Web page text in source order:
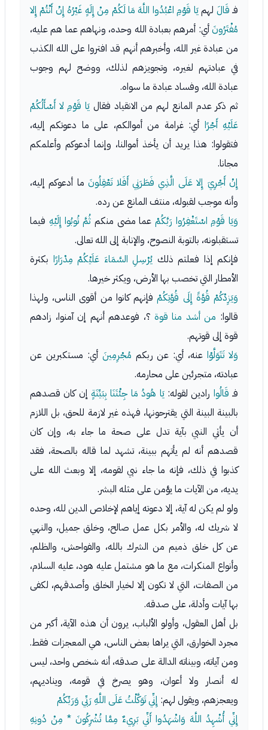
فـ قَالَ لهميَا قَوْمِ اعْبُدُوا اللَّهَ مَا لَكُمْ مِنْ إِلَهٍ غَيْرُهُ إِنْ أَنْتُمْ إِلا
مُفْتَرُونَأي: أمرهم بعبادة الله وحده، ونهاهم عما هم عليه،
من عبادة غير الله، وأخبرهم أنهم قد افتروا على الله الكذب
في عبادتهم لغيره، وتجويزهم لذلك، ووضح لهم وجوب
عبادة الله، وفساد عبادة ما سواه.
ثم ذكر عدم المانع لهم من الانقياد فقال يَا قَوْمِ لا أَسْأَلُكُمْ
عَلَيْهِ أَجْرًا أي: غرامة من أموالكم، على ما دعوتكم إليه،
فتقولوا: هذا يريد أن يأخذ أموالنا، وإنما أدعوكم وأعلمكم
مجانا.
إِنْ أَجْرِيَ إِلا عَلَى الَّذِي فَطَرَنِي أَفَلا تَعْقِلُونَما أدعوكم إليه،
وأنه موجب لقبوله، منتف المانع عن رده.
وَيَا قَوْمِ اسْتَغْفِرُوا رَبَّكُمْ عما مضى منكم ثُمَّ تُوبُوا إِلَيْهِ فيما
تستقبلونه، بالتوبة النصوح، والإنابة إلى الله تعالى.
فإنكم إذا فعلتم ذلك يُرْسِلِ السَّمَاءَ عَلَيْكُمْ مِدْرَارًا بكثرة
الأمطار التي تخصب بها الأرض، ويكثر خيرها.
وَيَزِدْكُمْ قُوَّةً إِلَى قُوَّتِكُمْفإنهم كانوا من أقوى الناس، ولهذا
قالوا: من أشد منا قوة ؟، فوعدهم أنهم إن آمنوا، زادهم
قوة إلى قوتهم.
وَلا تَتَوَلَّوْاعنه، أي: عن ربكم مُجْرِمِينَ أي: مستكبرين عن
عبادته، متجرئين على محارمه.
فـ قَالُوا رادين لقوله:يَا هُودُ مَا جِئْتَنَا بِبَيِّنَةٍ إن كان قصدهم
بالبينة البينة التي يقترحونها، فهذه غير لازمة للحق، بل اللازم
أن يأتي النبي بآية تدل على صحة ما جاء به، وإن كان
قصدهم أنه لم يأتهم ببينة، تشهد لما قاله بالصحة، فقد
كذبوا في ذلك، فإنه ما جاء نبي لقومه، إلا وبعث الله على
يديه، من الآيات ما يؤمن على مثله البشر.
ولو لم يكن له آية، إلا دعوته إياهم لإخلاص الدين لله، وحده
لا شريك له، والأمر بكل عمل صالح، وخلق جميل، والنهي
عن كل خلق ذميم من الشرك بالله، والفواحش، والظلم،
وأنواع المنكرات، مع ما هو مشتمل عليه هود، عليه السلام،
من الصفات، التي لا تكون إلا لخيار الخلق وأصدقهم، لكفى
بها آيات وأدلة، على صدقه.
بل أهل العقول، وأولو الألباب، يرون أن هذه الآية، أكبر من
مجرد الخوارق، التي يراها بعض الناس، هي المعجزات فقط.
ومن آياته، وبيناته الدالة على صدقه، أنه شخص واحد، ليس
له أنصار ولا أعوان، وهو يصرخ في قومه، ويناديهم،
ويعجزهم، ويقول لهم: إِنِّي تَوَكَّلْتُ عَلَى اللَّهِ رَبِّي وَرَبِّكُمْ
إِنِّي أُشْهِدُ اللَّهَ وَاشْهَدُوا أَنِّي بَرِيءٌ مِمَّا تُشْرِكُونَ * مِنْ دُونِهِ